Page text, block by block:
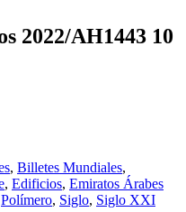
2022/AH1443 10
, Billetes Mundiales,
, Edificios, Emiratos Árabes
Polímero, Siglo, Siglo XXI